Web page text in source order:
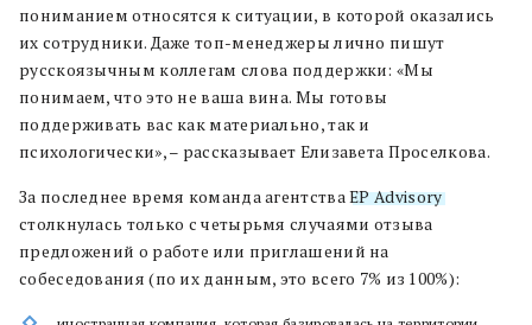
пониманием относятся к ситуации, в которой оказались
их сотрудники. Даже топ-менеджеры лично пишут
русскоязычным коллегам слова поддержки: «Мы
понимаем, что это не ваша вина. Мы готовы
поддерживать вас как материально, так и
психологически», – рассказывает Елизавета Проселкова.
За последнее время команда агентстваEP Advisory
столкнулась только с четырьмя случаями отзыва
предложений о работе или приглашений на
собеседования (по их данным, это всего 7% из 100%):